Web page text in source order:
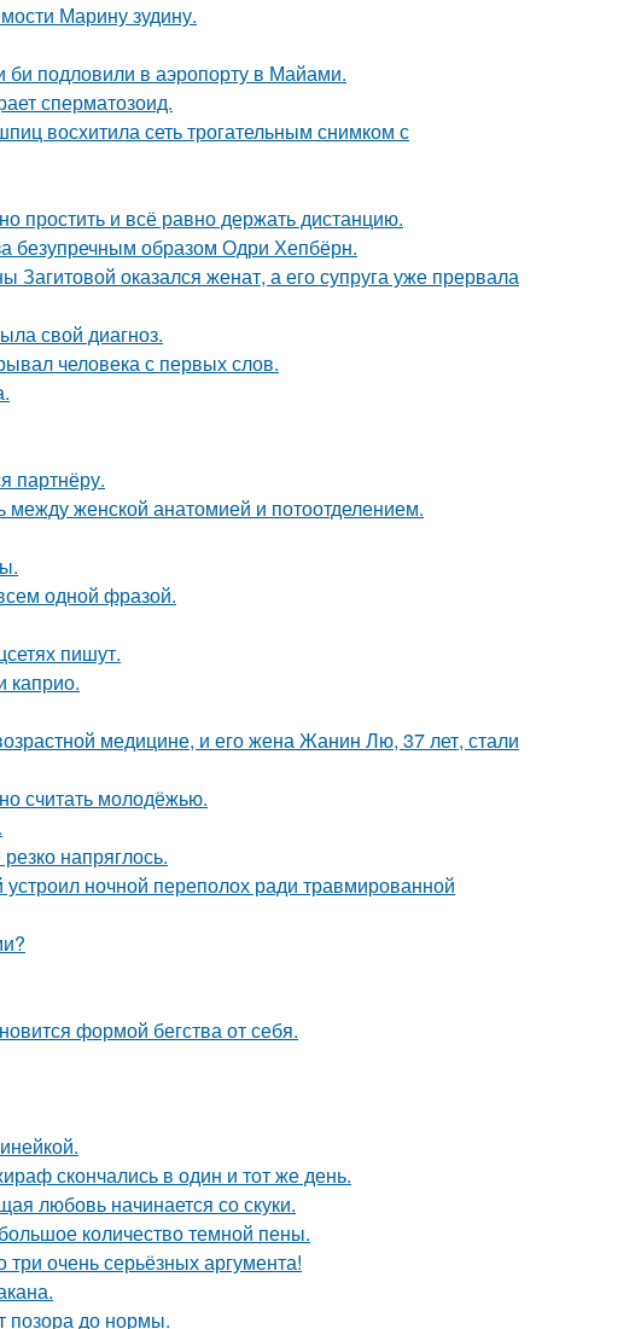
Марину зудину.
би подловили в аэропорту в Майами.
сперматозоид.
восхитила сеть трогательным снимком с
простить и всё равно держать дистанцию.
безупречным образом Одри Хепбёрн.
оказался женат, а его супруга уже прервала
свой диагноз.
человека с первых слов.
партнёру.
женской анатомией и потоотделением.
одной фразой.
пишут.
каприо.
медицине, и его жена Жанин Лю, 37 лет, стали
считать молодёжью.
напряглось.
ночной переполох ради травмированной
формой бегства от себя.
скончались в один и тот же день.
любовь начинается со скуки.
количество темной пены.
очень серьёзных аргумента!
позора до нормы.